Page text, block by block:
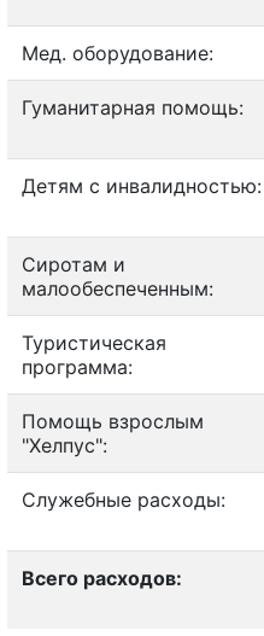
Мед. оборудование:
Гуманитарная помощь:
Детям с инвалидностью:
Сиротам и
малообеспеченным:
Туристическая
программа:
Помощь взрослым
"Хелпус":
Служебные расходы:
Всего расходов: